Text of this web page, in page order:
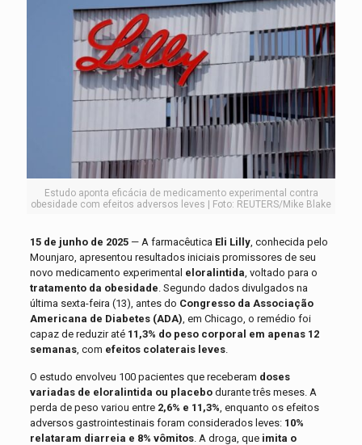
Estudo aponta eficácia de medicamento experimental contra
obesidade com efeitos adversos leves | Foto: REUTERS/Mike Blake
15 de junho de 2025— A farmacêutica Eli Lilly, conhecida pelo
Mounjaro, apresentou resultados iniciais promissores de seu
novo medicamento experimental eloralintida , voltado para o
tratamento da obesidade . Segundo dados divulgados na
última sexta-feira (13), antes do Congresso da Associação
Americana de Diabetes (ADA) , em Chicago, o remédio foi
capaz de reduzir até 11,3% do peso corporal em apenas 12
semanas, com efeitos colaterais leves.
O estudo envolveu 100 pacientes que receberam doses
variadas de eloralintida ou placebodurante três meses. A
perda de peso variou entre 2,6% e 11,3% , enquanto os efeitos
adversos gastrointestinais foram considerados leves: 10%
relataram diarreia e 8% vômitos. A droga, que imita o